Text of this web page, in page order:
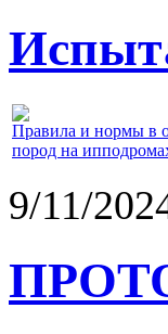
Правила и нормы в
пород на
9/11/